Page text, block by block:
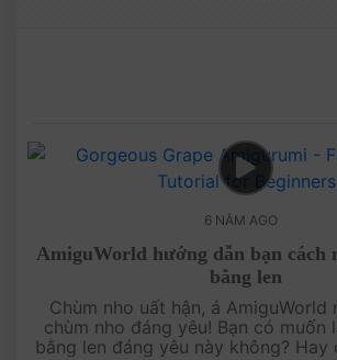
6 NĂM AGO
AmiguWorld hướng dẫn bạn cách
bằng len
Chùm nho uất hận, á AmiguWorld
chùm nho đáng yêu! Bạn có muốn
bằng len đáng yêu này không? Hay